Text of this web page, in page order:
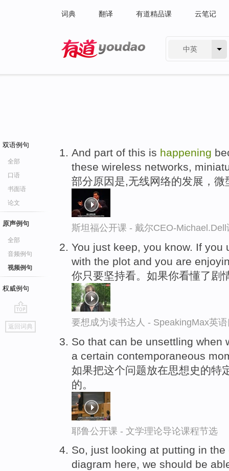
词典 翻译 有道精品课 云笔记
中英
双语例句
全部
口语
书面语
论文
原声例句
全部
音频例句
视频例句
权威例句
go
top
返回词典
And part of this is happening
these wireless networks,
部分原因是,无线网络的发展，微
斯坦福公开课 - 戴尔CEO-
You just keep, you know. If
with the plot and you are
你只要坚持看。如果你看懂了剧
要想成为读书达人 - SpeakingMax英
So that can be unsettling when
a certain contemporaneous
如果把这个问题放在思想史的特
的。
耶鲁公开课 - 文学理论导论课程节选
So, just looking at putting in
diagram here, we should be